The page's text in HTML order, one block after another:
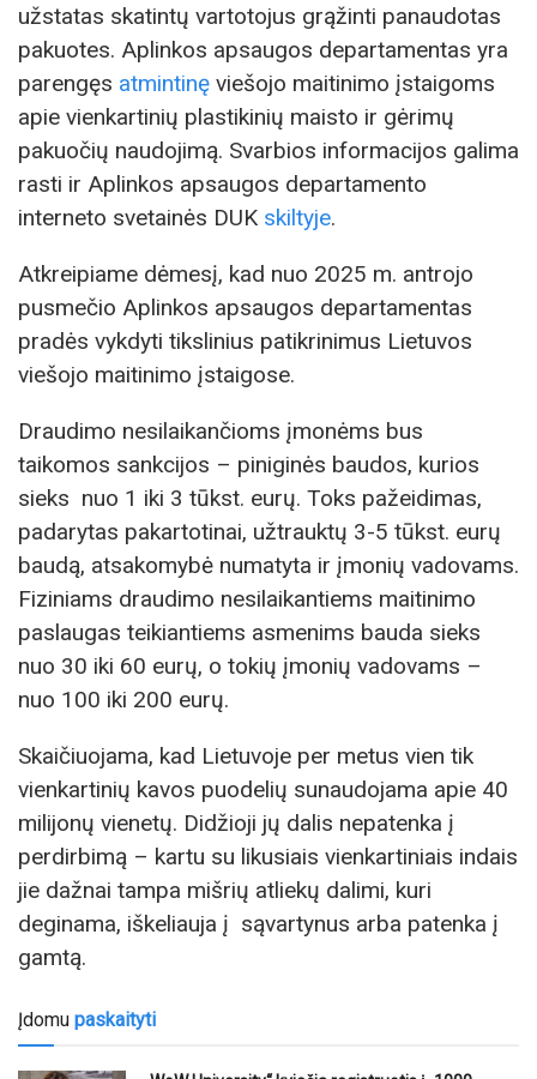
užstatas skatintų vartotojus grąžinti panaudotas
pakuotes. Aplinkos apsaugos departamentas yra
parengęs atmintinę viešojo maitinimo įstaigoms
apie vienkartinių plastikinių maisto ir gėrimų
pakuočių naudojimą. Svarbios informacijos galima
rasti ir Aplinkos apsaugos departamento
interneto svetainės DUK skiltyje.
Atkreipiame dėmesį, kad nuo 2025 m. antrojo
pusmečio Aplinkos apsaugos departamentas
pradės vykdyti tikslinius patikrinimus Lietuvos
viešojo maitinimo įstaigose.
Draudimo nesilaikančioms įmonėms bus
taikomos sankcijos – piniginės baudos, kurios
sieks nuo 1 iki 3 tūkst. eurų. Toks pažeidimas,
padarytas pakartotinai, užtrauktų 3-5 tūkst. eurų
baudą, atsakomybė numatyta ir įmonių vadovams.
Fiziniams draudimo nesilaikantiems maitinimo
paslaugas teikiantiems asmenims bauda sieks
nuo 30 iki 60 eurų, o tokių įmonių vadovams –
nuo 100 iki 200 eurų.
Skaičiuojama, kad Lietuvoje per metus vien tik
vienkartinių kavos puodelių sunaudojama apie 40
milijonų vienetų. Didžioji jų dalis nepatenka į
perdirbimą – kartu su likusiais vienkartiniais indais
jie dažnai tampa mišrių atliekų dalimi, kuri
deginama, iškeliauja į sąvartynus arba patenka į
gamtą.
Įdomu paskaityti